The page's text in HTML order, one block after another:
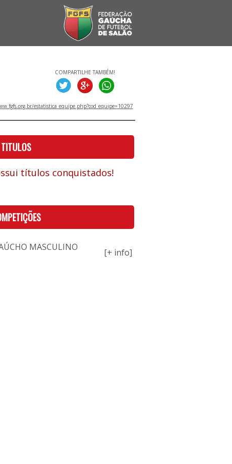
COMPARTILHE TAMBÉM!
estatistica_equipe.php?cod_equipe=10297
TITULOS
títulos conquistados!
MASCULINO
[+ info]